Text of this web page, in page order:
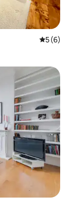
औसत रेटिंग
5 (6)